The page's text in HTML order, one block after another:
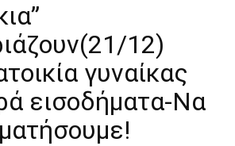
12)
γυναίκας
εισοδήματα-Να